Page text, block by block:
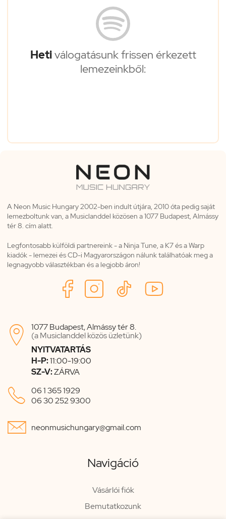
Hetiválogatásunk frissen érkezett
lemezeinkből:
A Neon Music Hungary 2002-ben indult útjára, 2010 óta pedig saját
lemezboltunk van, a Musiclanddel közösen a 1077 Budapest, Almássy
tér 8. cím alatt.
Legfontosabb külföldi partnereink - a Ninja Tune, a K7 és a Warp
kiadók - lemezei és CD-i Magyarországon nálunk találhatóak meg a
legnagyobb választékban és a legjobb áron!

1077 Budapest, Almássy tér 8.
(a Musiclanddel közös üzletünk)
NYITVATARTÁS
H-P:11:00-19:00
SZ-V:ZÁRVA
 06 1 365 1929
06 30 252 9300
 neonmusichungary@gmail.com
Navigáció
Vásárlói fiók
Bemutatkozunk